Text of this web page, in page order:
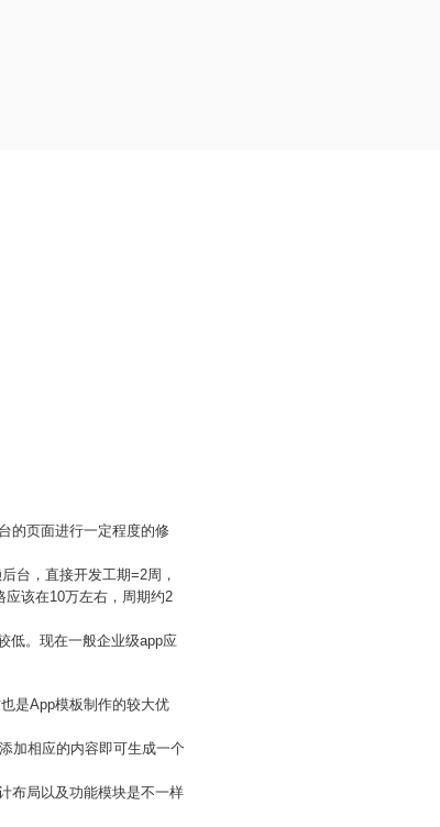
的页面进行一定程度的修
台，直接开发工期=2周，
该在10万左右，周期约2
低。现在一般企业级app应
是App模板制作的较大优
加相应的内容即可生成一个
布局以及功能模块是不一样